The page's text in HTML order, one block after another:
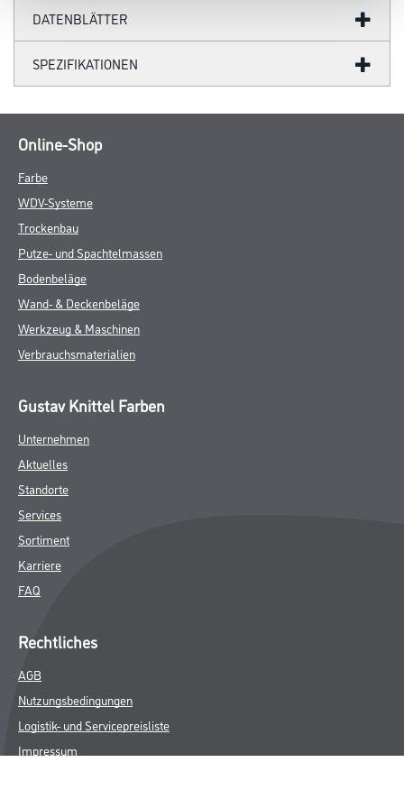
DATENBLÄTTER
SPEZIFIKATIONEN
Online-Shop
Farbe
WDV-Systeme
Trockenbau
Putze- und Spachtelmassen
Bodenbeläge
Wand- & Deckenbeläge
Werkzeug & Maschinen
Verbrauchsmaterialien
Gustav Knittel Farben
Unternehmen
Aktuelles
Standorte
Services
Sortiment
Karriere
FAQ
Rechtliches
AGB
Nutzungsbedingungen
Logistik- und Servicepreisliste
Impressum